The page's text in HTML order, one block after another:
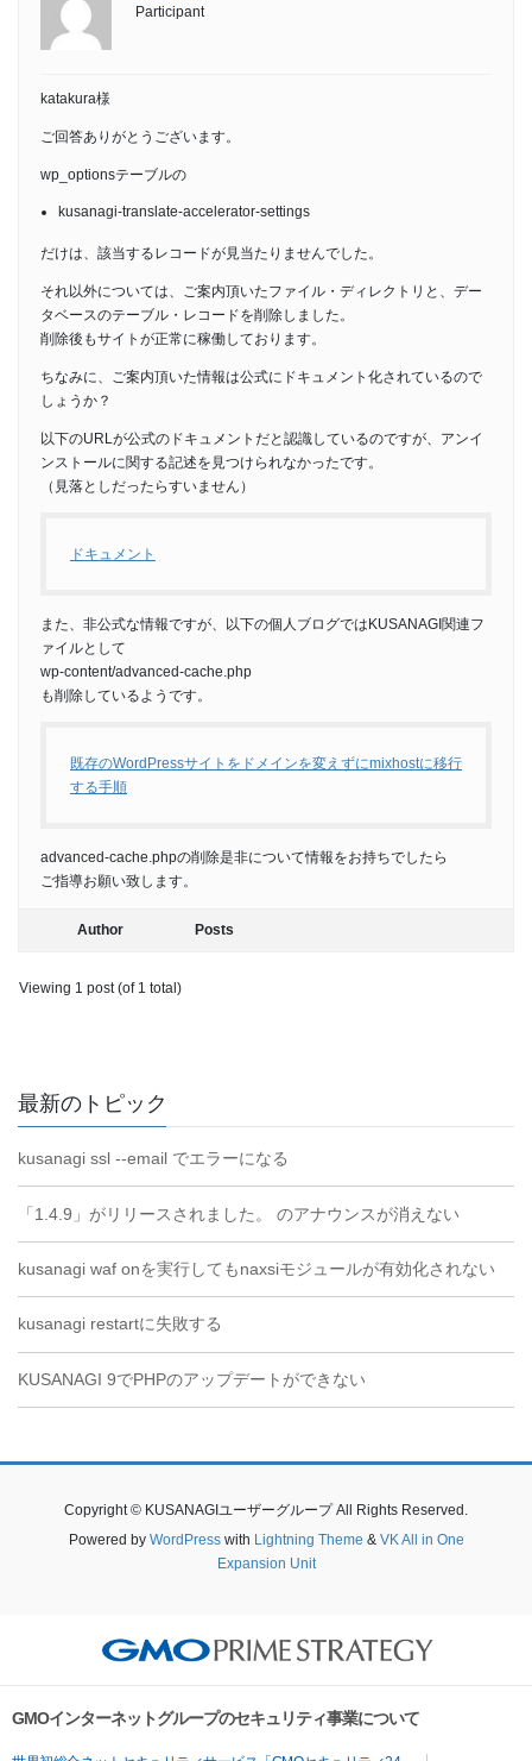
Participant
katakura様
ご回答ありがとうございます。
wp_optionsテーブルの
kusanagi-translate-accelerator-settings
だけは、該当するレコードが見当たりませんでした。
それ以外については、ご案内頂いたファイル・ディレクトリと、デー
タベースのテーブル・レコードを削除しました。
削除後もサイトが正常に稼働しております。
ちなみに、ご案内頂いた情報は公式にドキュメント化されているので
しょうか？
以下のURLが公式のドキュメントだと認識しているのですが、アンイ
ンストールに関する記述を見つけられなかったです。
（見落としだったらすいません）
ドキュメント
また、非公式な情報ですが、以下の個人ブログではKUSANAGI関連フ
ァイルとして
wp-content/advanced-cache.php
も削除しているようです。
既存のWordPressサイトをドメインを変えずにmixhostに移行
する手順
advanced-cache.phpの削除是非について情報をお持ちでしたら
ご指導お願い致します。
Author Posts
Viewing 1 post (of 1 total)
最新のトピック
kusanagi ssl --email でエラーになる
「1.4.9」がリリースされました。 のアナウンスが消えない
kusanagi waf onを実行してもnaxsiモジュールが有効化されない
kusanagi restartに失敗する
KUSANAGI 9でPHPのアップデートができない
Copyright © KUSANAGIユーザーグループ All Rights Reserved.
Powered by WordPresswith Lightning Theme & VK All in One
Expansion Unit
GMOインターネットグループのセキュリティ事業について